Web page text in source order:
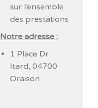
sur l’ensemble
des prestations
Notre adresse :
1 Place Dr
Itard, 04700
Oraison